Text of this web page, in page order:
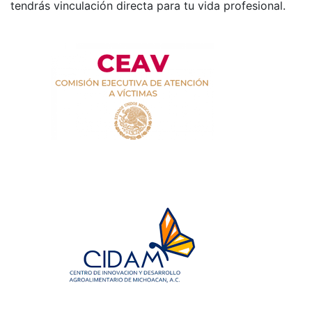
tendrás vinculación directa para tu vida profesional.